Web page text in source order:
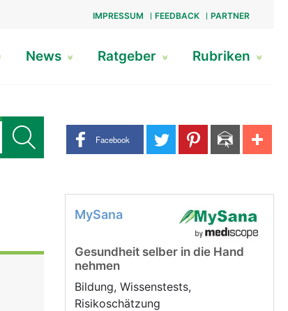
IMPRESSUM FEEDBACK PARTNER
News Ratgeber Rubriken
Share buttons
Facebook
MySana
Gesundheit selber in die Hand
nehmen
Bildung, Wissenstests,
Risikoschätzung